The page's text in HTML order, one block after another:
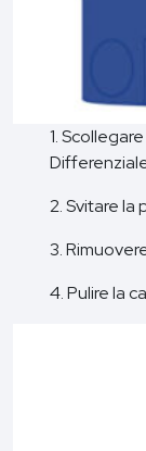
1.
2. Svitare la
3.
4. Pulire la